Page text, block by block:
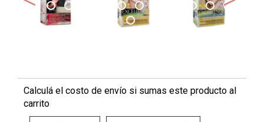
Calculá el costo de envío si sumas este producto al
carrito